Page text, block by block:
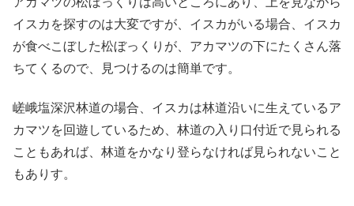
イスカを探すのは大変ですが、イスカがいる場合、イスカ
が食べこぼした松ぼっくりが、アカマツの下にたくさん落
ちてくるので、見つけるのは簡単です。
嵯峨塩深沢林道の場合、イスカは林道沿いに生えているア
カマツを回遊しているため、林道の入り口付近で見られる
こともあれば、林道をかなり登らなければ見られないこと
もありす。